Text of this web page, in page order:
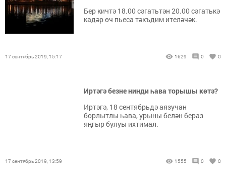
Бер кичтә 18.00 сәгатьтән 20.00 сәгатькә
кадәр өч пьеса тәкъдим ителәчәк.
17 сентябрь 2019, 15:17 1629 0 0
Иртәгә безне нинди һава торышы көтә?
Иртәгә, 18 сентябрьдә аязучан
борлытлы һава, урыны белән бераз
яңгыр булуы ихтимал.
17 сентябрь 2019, 13:59 1555 0 0